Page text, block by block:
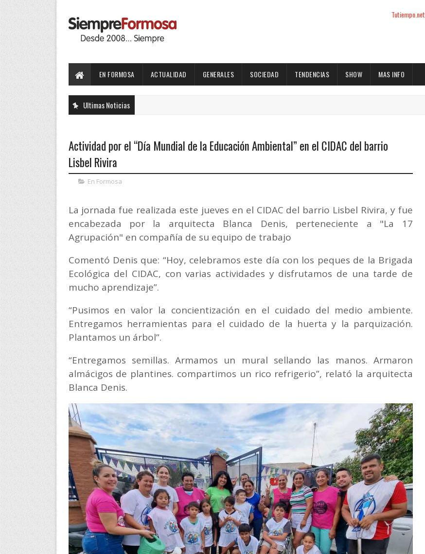
Tutiempo.net
EN FORMOSA ACTUALIDAD GENERALES SOCIEDAD TENDENCIAS SHOW MAS INFO
Ultimas Noticias
Actividad por el “Día Mundial de la Educación Ambiental” en el CIDAC del barrio
Lisbel Rivira
En Formosa
La jornada fue realizada este jueves en el CIDAC del barrio Lisbel Rivira, y fue
encabezada por la arquitecta Blanca Denis, perteneciente a "La 17
Agrupación" en compañía de su equipo de trabajo
Comentó Denis que: “Hoy, celebramos este día con los peques de la Brigada
Ecológica del CIDAC, con varias actividades y disfrutamos de una tarde de
mucho aprendizaje”.
“Pusimos en valor la concientización en el cuidado del medio ambiente.
Entregamos herramientas para el cuidado de la huerta y la parquización.
Plantamos un árbol”.
“Entregamos semillas. Armamos un mural sellando las manos. Armaron
almácigos de plantines. compartimos un rico refrigerio”, relató la arquitecta
Blanca Denis.